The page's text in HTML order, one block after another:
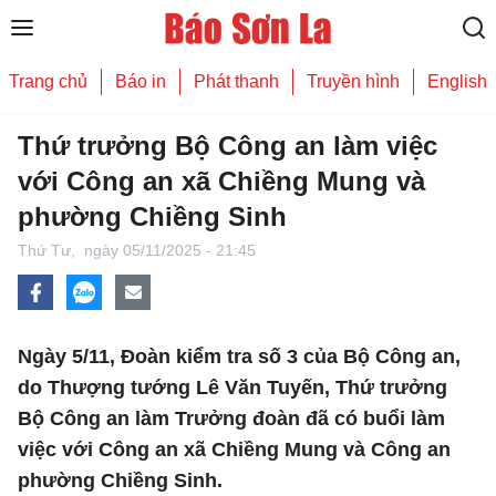
Trang chủ Báo in Phát thanh Truyền hình English
Thứ trưởng Bộ Công an làm việc
với Công an xã Chiềng Mung và
phường Chiềng Sinh
Thứ Tư, ngày 05/11/2025 - 21:45
Ngày 5/11, Đoàn kiểm tra số 3 của Bộ Công an,
do Thượng tướng Lê Văn Tuyến, Thứ trưởng
Bộ Công an làm Trưởng đoàn đã có buổi làm
việc với Công an xã Chiềng Mung và Công an
phường Chiềng Sinh.